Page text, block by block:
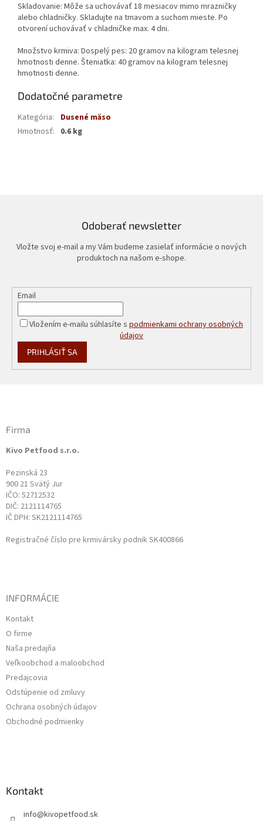
Skladovanie: Môže sa uchovávať 18 mesiacov mimo mrazničky
alebo chladničky. Skladujte na tmavom a suchom mieste. Po
otvorení uchovávať v chladničke max. 4 dni.
Množstvo krmiva: Dospelý pes: 20 gramov na kilogram telesnej
hmotnosti denne. Šteniatka: 40 gramov na kilogram telesnej
hmotnosti denne.
Dodatočné parametre
Kategória:
Dusené mäso
Hmotnosť: 0.6 kg
Odoberať newsletter
Vložte svoj e-mail a my Vám budeme zasielať informácie o nových
produktoch na našom e-shope.
Email
Vložením e-mailu súhlasíte s podmienkami ochrany osobných
údajov
PRIHLÁSIŤ SA
Firma
Kivo Petfood s.r.o.
Pezinská 23
900 21 Svätý Jur
IČO: 52712532
DIČ: 2121114765
IČ DPH: SK2121114765
Registračné číslo pre krmivársky podnik SK400866
INFORMÁCIE
Kontakt
O firme
Naša predajňa
Veľkoobchod a maloobchod
Predajcovia
Odstúpenie od zmluvy
Ochrana osobných údajov
Obchodné podmienky
Kontakt
info@kivopetfood.sk